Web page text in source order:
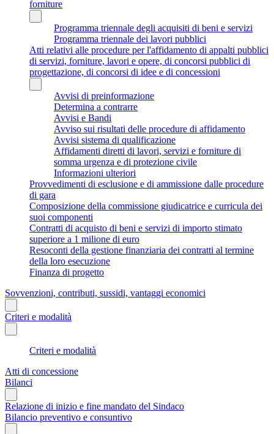
forniture
Programma triennale degli acquisiti di beni e servizi
Programma triennale dei lavori pubblici
Atti relativi alle procedure per l'affidamento di appalti pubblici
di servizi, forniture, lavori e opere, di concorsi pubblici di
progettazione, di concorsi di idee e di concessioni
Avvisi di preinformazione
Determina a contrarre
Avvisi e Bandi
Avviso sui risultati delle procedure di affidamento
Avvisi sistema di qualificazione
Affidamenti diretti di lavori, servizi e forniture di
somma urgenza e di protezione civile
Informazioni ulteriori
Provvedimenti di esclusione e di ammissione dalle procedure
di gara
Composizione della commissione giudicatrice e curricula dei
suoi componenti
Contratti di acquisto di beni e servizi di importo stimato
superiore a 1 milione di euro
Resoconti della gestione finanziaria dei contratti al termine
della loro esecuzione
Finanza di progetto
Sovvenzioni, contributi, sussidi, vantaggi economici
Criteri e modalità
Criteri e modalità
Atti di concessione
Bilanci
Relazione di inizio e fine mandato del Sindaco
Bilancio preventivo e consuntivo